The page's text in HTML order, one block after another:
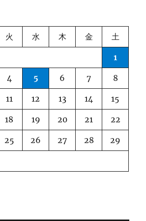
火 水 木 金 土
1
4 5 6 7 8
11 12 13 14 15
18 19 20 21 22
25 26 27 28 29